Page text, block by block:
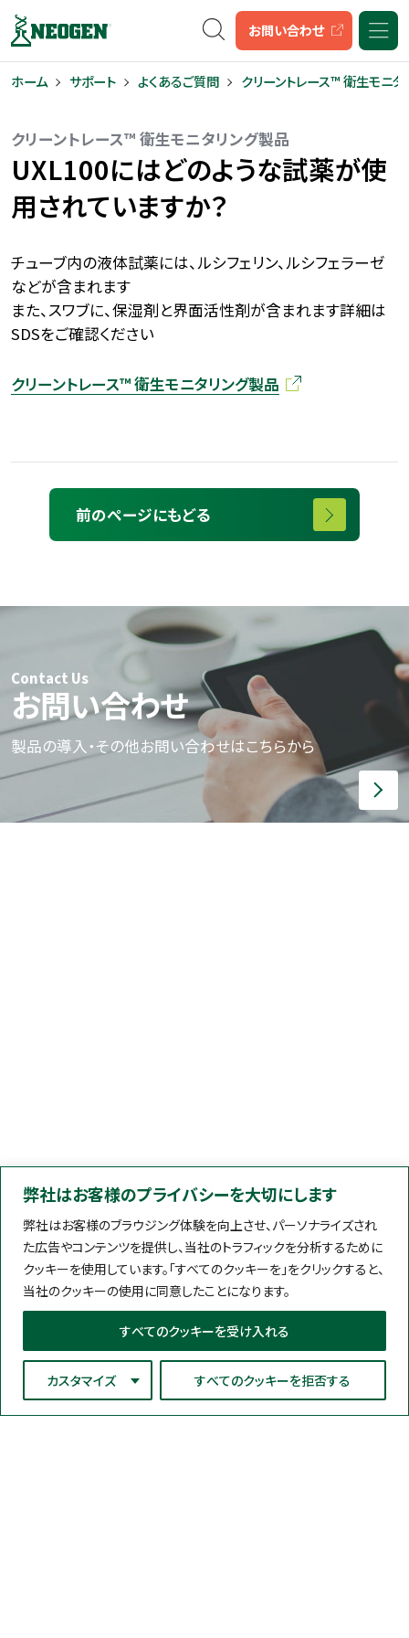
弊社はお客様のプライバシーを大切にします
弊社はお客様のブラウジング体験を向上させ、パーソナライズされ
た広告やコンテンツを提供し、当社のトラフィックを分析するために
クッキーを使用しています。「すべてのクッキーを」をクリックすると、
当社のクッキーの使用に同意したことになります。
カスタマイズ すべてのクッキーを拒否する
すべてのクッキーを受け入れる
キーワード検索
お問い合わせ
ホーム サポート よくあるご質問 クリーントレース™ 衛生モニタ
クリーントレース™ 衛生モニタリング製品
UXL100にはどのような試薬が使
用されていますか？
チューブ内の液体試薬には、ルシフェリン、ルシフェラーゼ
などが含まれます
また、スワブに、保湿剤と界面活性剤が含まれます詳細は
SDSをご確認ください
クリーントレース™ 衛生モニタリング製品
前のページにもどる
Contact Us
お問い合わせ
製品の導入・その他お問い合わせはこちらから